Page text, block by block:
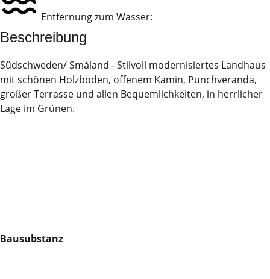
Entfernung zum Wasser:
Beschreibung
Südschweden/ Småland - Stilvoll modernisiertes Landhaus
mit schönen Holzböden, offenem Kamin, Punchveranda,
großer Terrasse und allen Bequemlichkeiten, in herrlicher
Lage im Grünen.
Bausubstanz